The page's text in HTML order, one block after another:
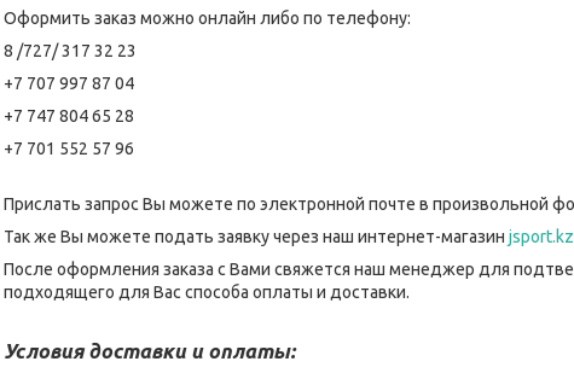
Оформить заказ можно онлайн либо по телефону:
8 /727/ 317 32 23
+7 707 997 87 04
+7 747 804 65 28
+7 701 552 57 96
Прислать запрос Вы можете по электронной почте в произвольной
Так же Вы можете подать заявку через наш интернет-магазин jsport.kz
После оформления заказа с Вами свяжется наш менеджер для
подходящего для Вас способа оплаты и доставки.
Условия доставки и оплаты: